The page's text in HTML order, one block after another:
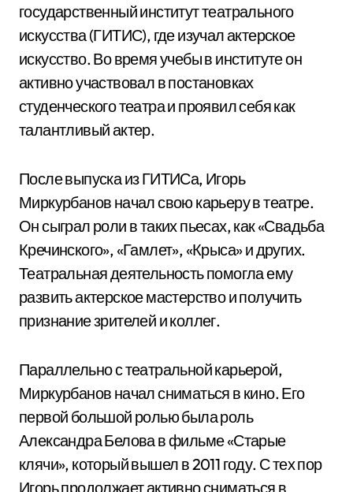
государственный институт театрального
искусства (ГИТИС), где изучал актерское
искусство. Во время учебы в институте он
активно участвовал в постановках
студенческого театра и проявил себя как
талантливый актер.
После выпуска из ГИТИСа, Игорь
Миркурбанов начал свою карьеру в театре.
Он сыграл роли в таких пьесах, как «Свадьба
Кречинского», «Гамлет», «Крыса» и других.
Театральная деятельность помогла ему
развить актерское мастерство и получить
признание зрителей и коллег.
Параллельно с театральной карьерой,
Миркурбанов начал сниматься в кино. Его
первой большой ролью была роль
Александра Белова в фильме «Старые
клячи», который вышел в 2011 году. С тех пор
Игорь продолжает активно сниматься в